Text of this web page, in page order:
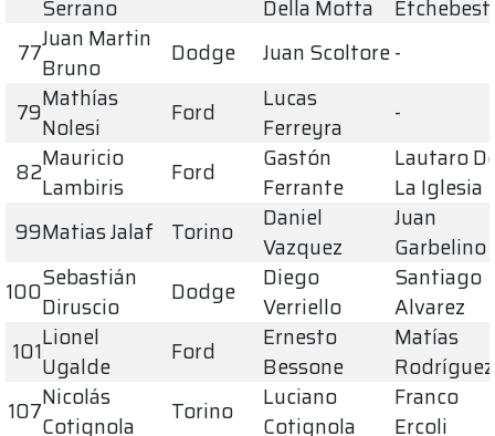
Serrano Della Motta
Etchebest
77Juan Martin
Bruno
Dodge Juan Scoltore-
79Mathías
Nolesi
Ford
Lucas
Ferreyra
-
82Mauricio
Lambiris
Ford
Gastón
Ferrante
Lautaro
La Iglesia
99Matias Jalaf Torino
Daniel
Vazquez
Juan
Garbelino
100Sebastián
Diruscio
Dodge
Diego
Verriello
Santiago
Alvarez
101Lionel
Ugalde
Ford
Ernesto
Bessone
Matías
Rodríguez
107Nicolás
Cotignola
Torino
Luciano
Cotignola
Franco
Ercoli